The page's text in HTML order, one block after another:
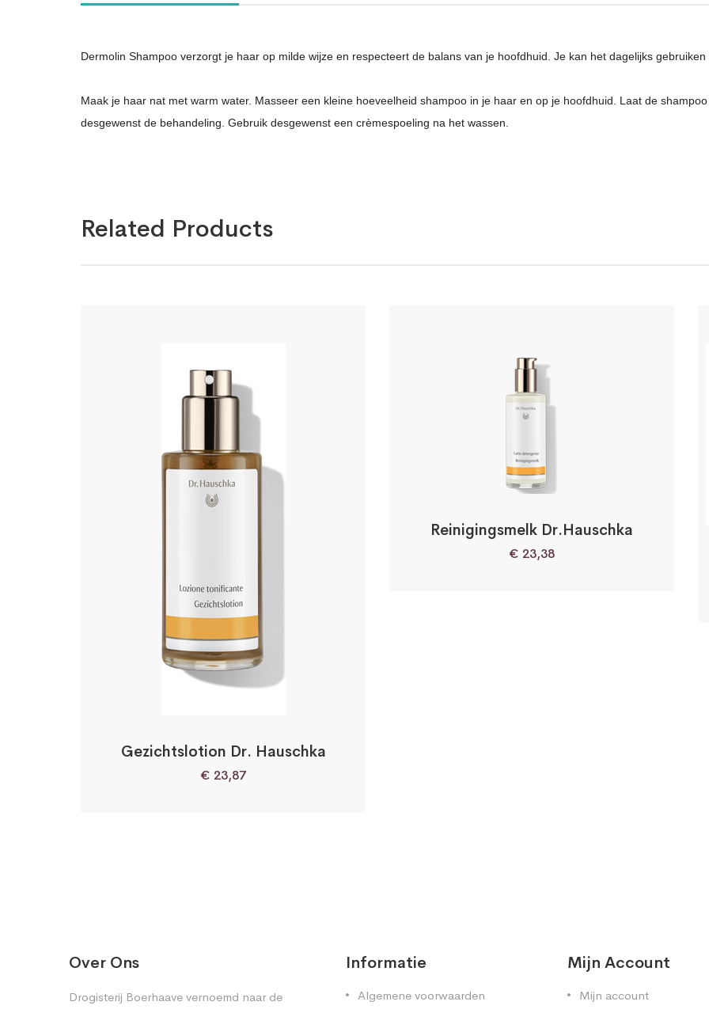
Dermolin Shampoo verzorgt je haar op milde wijze en respecteert de balans van je hoofdhuid. Je kan het dagelijks
Maak je haar nat met warm water. Masseer een kleine hoeveelheid shampoo in je haar en op je hoofdhuid. Laat de
desgewenst de behandeling. Gebruik desgewenst een crèmespoeling na het wassen.
Related Products
Gezichtslotion Dr. Hauschka
€ 23,87
Reinigingsmelk Dr.Hauschka
€ 23,38
Over Ons
Drogisterij Boerhaave vernoemd naar de
Informatie
Algemene voorwaarden
Mijn Account
Mijn account